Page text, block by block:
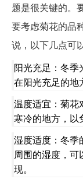
题是很关键的。
要考虑菊花的品
说，以下几点可
阳光充足：冬季
在阳光充足的地
温度适宜：菊花
寒冷的地方，以
湿度适度：冬季
周围的湿度，
现。